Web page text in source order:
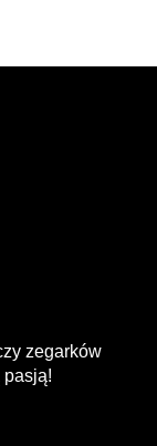
zegarków
pasją!